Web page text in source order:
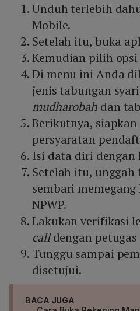
Unduh terlebih
Mobile.
Setelah itu, buka
Kemudian pilih opsi
Di menu ini Anda
jenis tabungan
mudharobah dan
Berikutnya,
persyaratan
Isi data diri dengan
Setelah itu, unggah
sembari
NPWP.
Lakukan verifikasi
calldengan petugas
Tunggu sampai
disetujui.
BACA JUGA